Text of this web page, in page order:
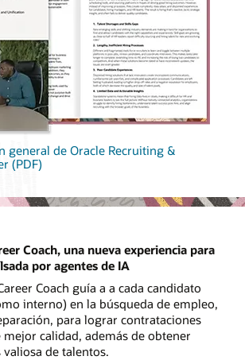
general de Oracle Recruiting &
(PDF)
Coach, una nueva experiencia para
por agentes de IA
Coach guía a a cada candidato
interno) en la búsqueda de empleo,
para lograr contrataciones
mejor calidad, además de obtener
de talentos.